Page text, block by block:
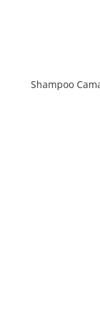
Shampoo